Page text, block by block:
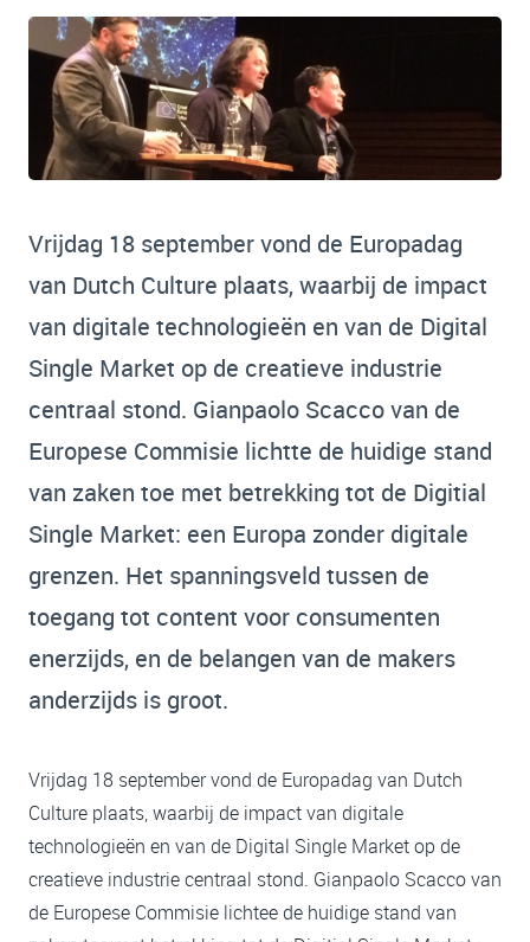
Vrijdag 18 september vond de Europadag
van Dutch Culture plaats, waarbij de impact
van digitale technologieën en van de Digital
Single Market op de creatieve industrie
centraal stond. Gianpaolo Scacco van de
Europese Commisie lichtte de huidige stand
van zaken toe met betrekking tot de Digitial
Single Market: een Europa zonder digitale
grenzen. Het spanningsveld tussen de
toegang tot content voor consumenten
enerzijds, en de belangen van de makers
anderzijds is groot.
Vrijdag 18 september vond de Europadag van Dutch
Culture plaats, waarbij de impact van digitale
technologieën en van de Digital Single Market op de
creatieve industrie centraal stond. Gianpaolo Scacco van
de Europese Commisie lichtee de huidige stand van